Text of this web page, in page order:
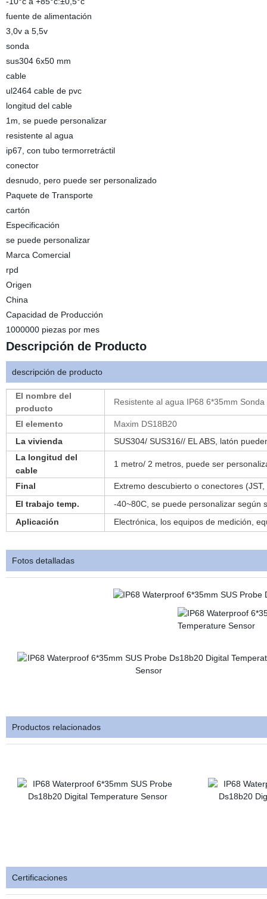
fuente de alimentación
3,0v a 5,5v
sonda
sus304 6x50 mm
cable
ul2464 cable de pvc
longitud del cable
1m, se puede personalizar
resistente al agua
ip67, con tubo termorretráctil
conector
desnudo, pero puede ser personalizado
Paquete de Transporte
cartón
Especificación
se puede personalizar
Marca Comercial
rpd
Origen
China
Capacidad de Producción
1000000 piezas por mes
Descripción de Producto
descripción de producto
El nombre del
producto
Resistente al agua IP68 6*35mm
El elemento
Maxim DS18B20
La vivienda
SUS304/ SUS316// EL ABS, latón
La longitud del
cable
1 metro/ 2 metros, puede ser
Final
Extremo descubierto o conectores
El trabajo temp.
-40~80C, se puede personalizar según
Aplicación
Electrónica, los equipos de medición,
Fotos detalladas
Productos relacionados
Certificaciones